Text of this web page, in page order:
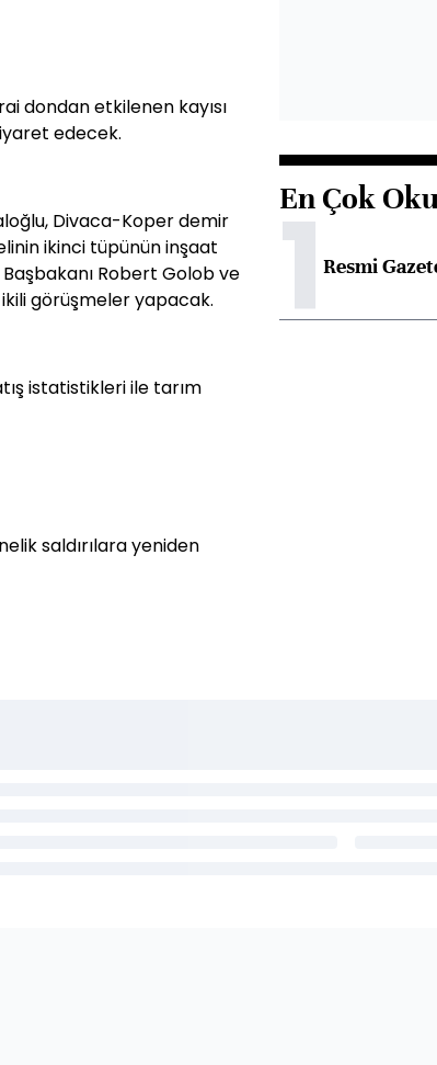
dondan etkilenen kayısı
edecek.
Divaca-Koper demir
ikinci tüpünün inşaat
Robert Golob ve
görüşmeler yapacak.
istatistikleri ile tarım
saldırılara yeniden
En Çok
1Resmi